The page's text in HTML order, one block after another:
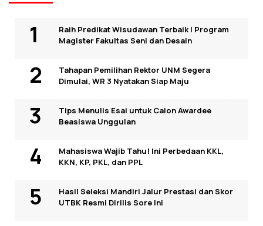
Raih Predikat Wisudawan Terbaik I Program
Magister Fakultas Seni dan Desain
Tahapan Pemilihan Rektor UNM Segera
Dimulai, WR 3 Nyatakan Siap Maju
Tips Menulis Esai untuk Calon Awardee
Beasiswa Unggulan
Mahasiswa Wajib Tahu! Ini Perbedaan KKL,
KKN, KP, PKL, dan PPL
Hasil Seleksi Mandiri Jalur Prestasi dan Skor
UTBK Resmi Dirilis Sore Ini